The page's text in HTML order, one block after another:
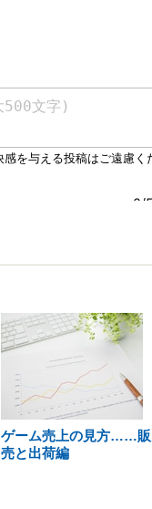
ゲーム売上の見方……販
売と出荷編